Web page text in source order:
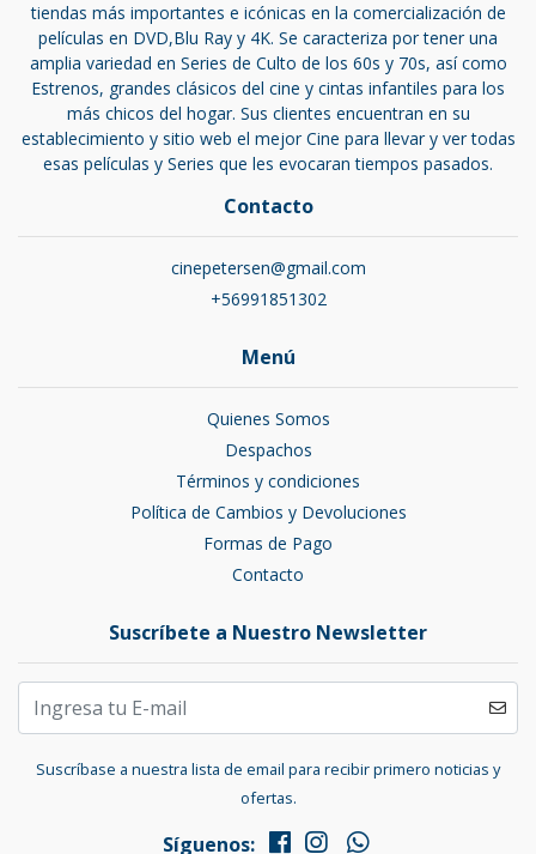
tiendas más importantes e icónicas en la comercialización de
películas en DVD,Blu Ray y 4K. Se caracteriza por tener una
amplia variedad en Series de Culto de los 60s y 70s, así como
Estrenos, grandes clásicos del cine y cintas infantiles para los
más chicos del hogar. Sus clientes encuentran en su
establecimiento y sitio web el mejor Cine para llevar y ver todas
esas películas y Series que les evocaran tiempos pasados.
Contacto
cinepetersen@gmail.com
+56991851302
Menú
Quienes Somos
Despachos
Términos y condiciones
Política de Cambios y Devoluciones
Formas de Pago
Contacto
Suscríbete a Nuestro Newsletter
Suscríbase a nuestra lista de email para recibir primero noticias y
ofertas.
Síguenos: